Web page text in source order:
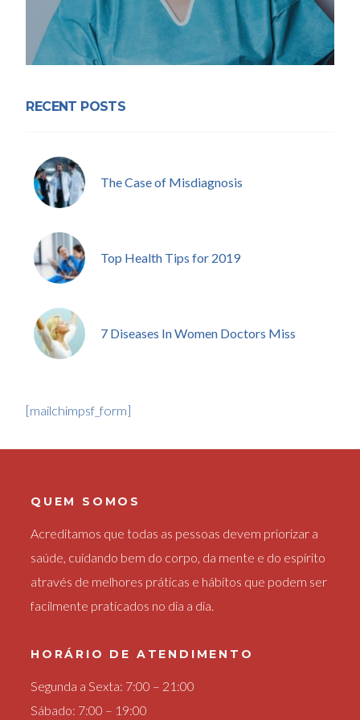
RECENT POSTS
The Case of Misdiagnosis
Top Health Tips for 2019
7 Diseases In Women Doctors Miss
[mailchimpsf_form]
QUEM SOMOS
Acreditamos que todas as pessoas devem priorizar a
saúde, cuidando bem do corpo, da mente e do espírito
através de melhores práticas e hábitos que podem ser
facilmente praticados no dia a dia.
HORÁRIO DE ATENDIMENTO
Segunda a Sexta: 7:00 – 21:00
Sábado: 7:00 – 19:00